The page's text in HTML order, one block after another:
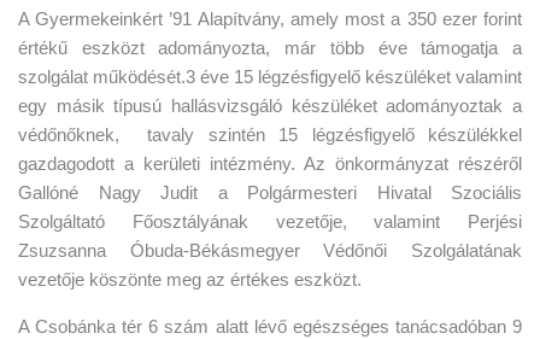
A Gyermekeinkért ’91 Alapítvány, amely most a 350 ezer forint
értékű eszközt adományozta, már több éve támogatja a
szolgálat működését.3 éve 15 légzésfigyelő készüléket valamint
egy másik típusú hallásvizsgáló készüléket adományoztak a
védőnőknek, tavaly szintén 15 légzésfigyelő készülékkel
gazdagodott a kerületi intézmény. Az önkormányzat részéről
Gallóné Nagy Judit a Polgármesteri Hivatal Szociális
Szolgáltató Főosztályának vezetője, valamint Perjési
Zsuzsanna Óbuda-Békásmegyer Védőnői Szolgálatának
vezetője köszönte meg az értékes eszközt.
A Csobánka tér 6 szám alatt lévő egészséges tanácsadóban 9